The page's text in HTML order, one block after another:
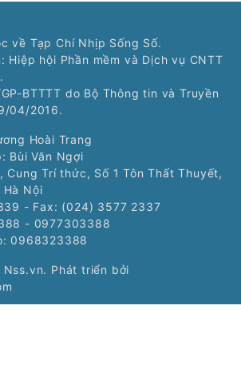
về Tạp Chí Nhịp Sống Số.
Hiệp hội Phần mềm và Dịch vụ CNTT
BTTTT do Bộ Thông tin và Truyền
04/2016.
Hoài Trang
Bùi Văn Ngợi
Cung Trí thức, Số 1 Tôn Thất Thuyết,
Hà Nội
- Fax: (024) 3577 2337
- 0977303388
0968323388
Phát triển bởi